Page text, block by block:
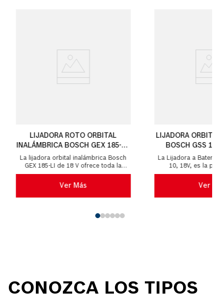
LIJADORA ROTO ORBITAL
INALÁMBRICA BOSCH GEX 185-LI,
BRUSHLESS, 18V SB
La lijadora orbital inalámbrica Bosch
GEX 185-LI de 18 V ofrece toda la
potencia y practicidad para un trabajo
menos ago...
Ver Más
LIJADORA
BOSCH GSS
La Lijadora a Batería
10, 18V, es la
vibratoria a batería
solamente
Ver
CONOZCA LOS TIPOS